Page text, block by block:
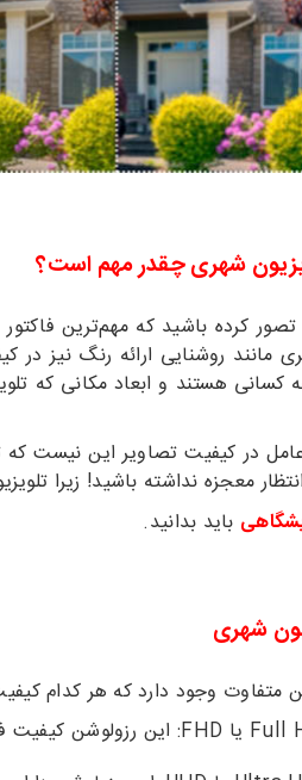
شهری چقدر مهم است؟
تصور کرده باشید که مهم‌ترین
مانند روشنایی ارائه رنگ نیز
هستند و ابعاد مکانی که
در کیفیت تصاویر این نیست که
معجزه نداشته باشید! زیرا
باید بدانید.
شهری